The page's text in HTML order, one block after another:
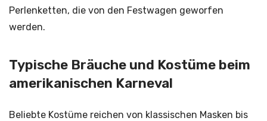
Perlenketten, die von den Festwagen geworfen
werden.
Typische Bräuche und Kostüme beim
amerikanischen Karneval
Beliebte Kostüme reichen von klassischen Masken bis